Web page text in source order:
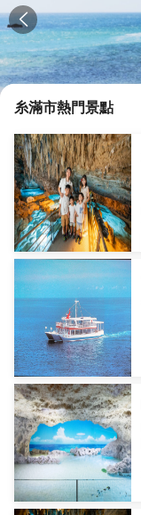
糸滿市熱門景點